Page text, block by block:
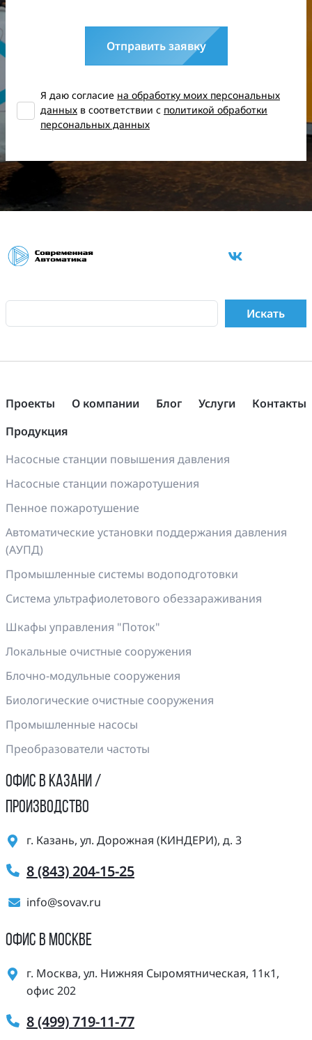
Отправить заявку
Я даю согласие на обработку моих персональных
данных в соответствии с политикой обработки
персональных данных
Проекты О компании Блог Услуги
Контакты
Продукция
Насосные станции повышения давления
Насосные станции пожаротушения
Пенное пожаротушение
Автоматические установки поддержания давления
(АУПД)
Промышленные системы водоподготовки
Система ультрафиолетового обеззараживания
Шкафы управления "Поток"
Локальные очистные сооружения
Блочно-модульные сооружения
Биологические очистные сооружения
Промышленные насосы
Преобразователи частоты
ОФИС В КАЗАНИ /
ПРОИЗВОДСТВО
г. Казань, ул. Дорожная (КИНДЕРИ), д. 3
8 (843) 204-15-25
info@sovav.ru
ОФИС В МОСКВЕ
г. Москва, ул. Нижняя Сыромятническая, 11к1,
офис 202
8 (499) 719-11-77